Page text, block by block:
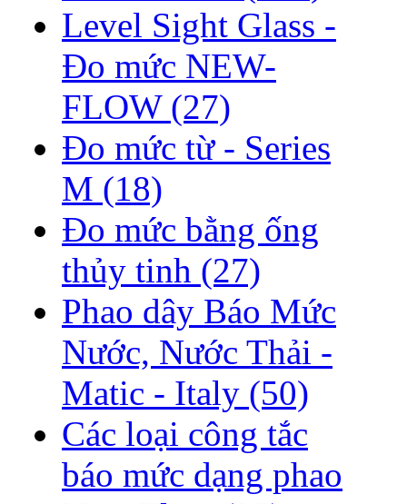
Level Sight Glass -
Đo mức NEW-
FLOW (27)
Đo mức từ - Series
M (18)
Đo mức bằng ống
thủy tinh (27)
Phao dây Báo Mức
Nước, Nước Thải -
Matic - Italy (50)
Các loại công tắc
báo mức dạng phao